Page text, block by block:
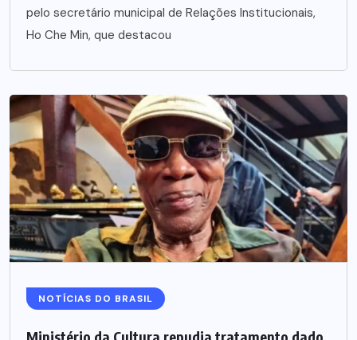
pelo secretário municipal de Relações Institucionais,
Ho Che Min, que destacou
NOTÍCIAS DO BRASIL